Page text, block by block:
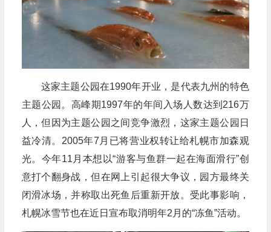
这家主题公园在1990年开业，是代表九州的特色
主题公园。高峰期1997年的年间入场人数达到216万
人，但因为主题公园之间竞争激烈，这家主题公园日
益冷清。2005年7月已将营业权转让给札幌市加森观
光。今年11月本想以“游客与鱼群一起在海面滑行”创
意打个翻身战，但在网上引起很大争议，园方最终关
闭滑冰场，并称取出死鱼后重新开放。受此事影响，
札幌冰雪节也在近日宣布取消明年2月的“冻鱼”活动。